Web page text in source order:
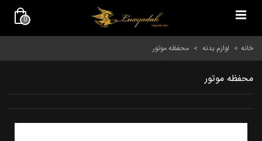
0
خانه > لوازم بدنه > محفظه موتور
محفظه موتور